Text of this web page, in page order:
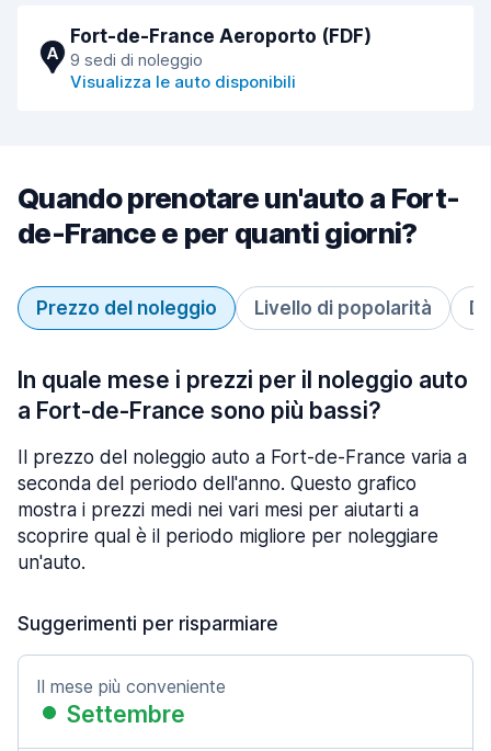
A
Fort-de-France Aeroporto (FDF)
9 sedi di noleggio
Visualizza le auto disponibili
Quando prenotare un'auto a Fort-
de-France e per quanti giorni?
Prezzo del noleggio Livello di popolarità
In quale mese i prezzi per il noleggio auto
a Fort-de-France sono più bassi?
Il prezzo del noleggio auto a Fort-de-France varia a
seconda del periodo dell'anno. Questo grafico
mostra i prezzi medi nei vari mesi per aiutarti a
scoprire qual è il periodo migliore per noleggiare
un'auto.
Suggerimenti per risparmiare
Il mese più conveniente
Settembre